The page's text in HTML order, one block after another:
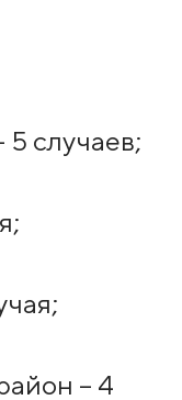
случаев;
– 4